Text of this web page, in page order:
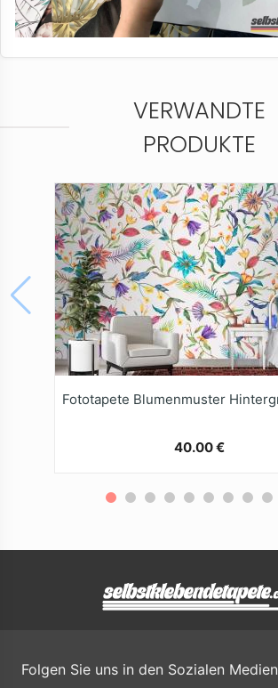
VERWANDTE
PRODUKTE
40.00 €
Folgen Sie uns in den Sozialen Medien